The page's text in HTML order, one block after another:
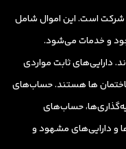
شرکت است. این اموال شامل
و خدمات می‌شود.
دارایی‌های ثابت مواردی
ها هستند. حساب‌های
حساب‌های
و دارایی‌های مشهود و